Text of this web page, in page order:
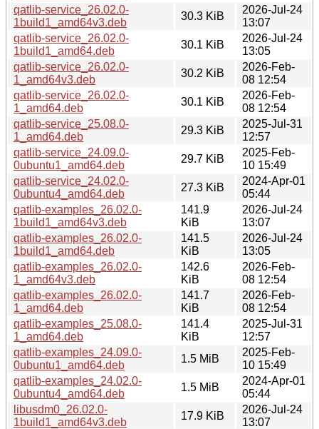
qatlib-service_26.02.0-
1build1_amd64v3.deb
30.3 KiB
2026-Jul-24
13:07
qatlib-service_26.02.0-
1build1_amd64.deb
30.1 KiB
2026-Jul-24
13:05
qatlib-service_26.02.0-
1_amd64v3.deb
30.2 KiB
2026-Feb-
08 12:54
qatlib-service_26.02.0-
1_amd64.deb
30.1 KiB
2026-Feb-
08 12:54
qatlib-service_25.08.0-
1_amd64.deb
29.3 KiB
2025-Jul-31
12:57
qatlib-service_24.09.0-
0ubuntu1_amd64.deb
29.7 KiB
2025-Feb-
10 15:49
qatlib-service_24.02.0-
0ubuntu4_amd64.deb
27.3 KiB
2024-Apr-01
05:44
qatlib-examples_26.02.0-
1build1_amd64v3.deb
141.9
KiB
2026-Jul-24
13:07
qatlib-examples_26.02.0-
1build1_amd64.deb
141.5
KiB
2026-Jul-24
13:05
qatlib-examples_26.02.0-
1_amd64v3.deb
142.6
KiB
2026-Feb-
08 12:54
qatlib-examples_26.02.0-
1_amd64.deb
141.7
KiB
2026-Feb-
08 12:54
qatlib-examples_25.08.0-
1_amd64.deb
141.4
KiB
2025-Jul-31
12:57
qatlib-examples_24.09.0-
0ubuntu1_amd64.deb
1.5 MiB
2025-Feb-
10 15:49
qatlib-examples_24.02.0-
0ubuntu4_amd64.deb
1.5 MiB
2024-Apr-01
05:44
libusdm0_26.02.0-
1build1_amd64v3.deb
17.9 KiB
2026-Jul-24
13:07